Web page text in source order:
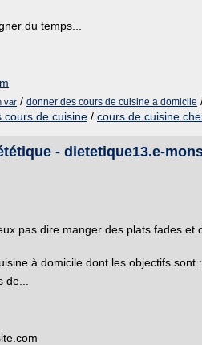
du temps...
var / donner des cours de cuisine a domicile
cours de cuisine / cours de cuisine
- dietetique13.e-
pas dire manger des plats fades et
à domicile dont les objectifs sont :